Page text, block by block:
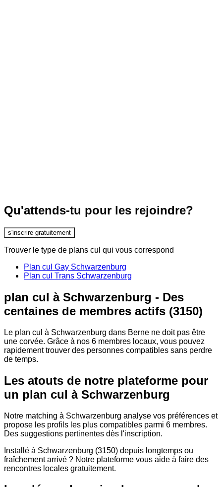
Qu'attends-tu pour les rejoindre?
s'inscrire gratuitement
Trouver le type de plans cul qui vous correspond
Plan cul Gay Schwarzenburg
Plan cul Trans Schwarzenburg
plan cul à Schwarzenburg - Des
centaines de membres actifs (3150)
Le plan cul à Schwarzenburg dans Berne ne doit pas être
une corvée. Grâce à nos 6 membres locaux, vous pouvez
rapidement trouver des personnes compatibles sans perdre
de temps.
Les atouts de notre plateforme pour
un plan cul à Schwarzenburg
Notre matching à Schwarzenburg analyse vos préférences et
propose les profils les plus compatibles parmi 6 membres.
Des suggestions pertinentes dès l'inscription.
Installé à Schwarzenburg (3150) depuis longtemps ou
fraîchement arrivé ? Notre plateforme vous aide à faire des
rencontres locales gratuitement.